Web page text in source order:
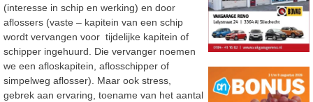
(interesse in schip en werking) en door
aflossers (vaste – kapitein van een schip
wordt vervangen voor tijdelijke kapitein of
schipper ingehuurd. Die vervanger noemen
we een afloskapitein, aflosschipper of
simpelweg aflosser). Maar ook stress,
gebrek aan ervaring, toename van het aantal